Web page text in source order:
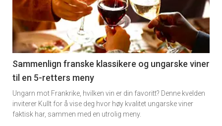
nå
-
5
Sammenlign franske klassikere og ungarske viner
til en 5-retters meny
Ungarn mot Frankrike, hvilken vin er din favoritt? Denne kvelden
inviterer Kullt for å vise deg hvor høy kvalitet ungarske viner
faktisk har, sammen med en utrolig meny.